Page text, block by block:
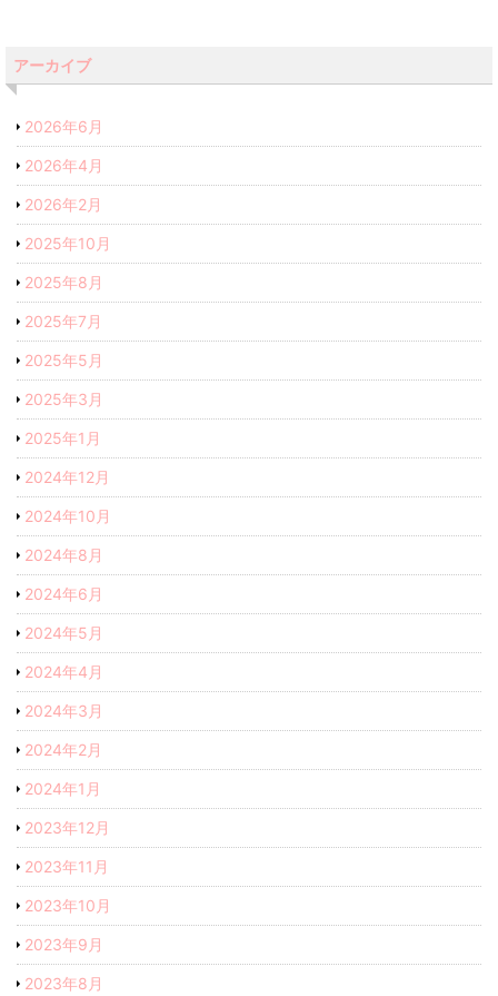
アーカイブ
2026年6月
2026年4月
2026年2月
2025年10月
2025年8月
2025年7月
2025年5月
2025年3月
2025年1月
2024年12月
2024年10月
2024年8月
2024年6月
2024年5月
2024年4月
2024年3月
2024年2月
2024年1月
2023年12月
2023年11月
2023年10月
2023年9月
2023年8月